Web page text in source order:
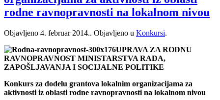
rodne ravnopravnosti na lokalnom nivou
Objavljeno 4. februar 2014.. Objavljeno u Konkursi.
UPRAVA ZA RODNU
RAVNOPRAVNOST MINISTARSTVA RADA,
ZAPOŠLJAVANJA I SOCIJALNE POLITIKE
Konkurs za dodelu grantova lokalnim organizacijama za
aktivnosti iz oblasti rodne ravnopravnosti na lokalnom nivou